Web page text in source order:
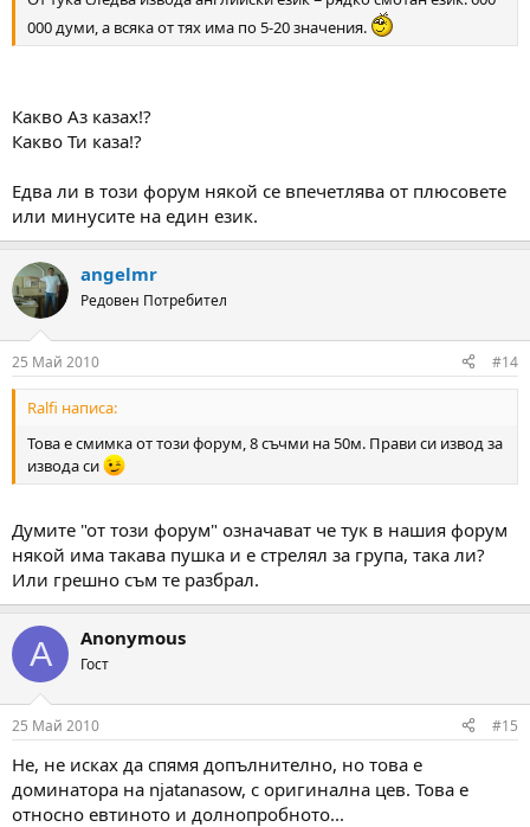
000 думи, а всяка от тях има по 5-20 значения.
Какво Аз казах!?
Какво Ти каза!?
Едва ли в този форум някой се впечетлява от плюсовете
или минусите на един език.
angelmr
Редовен Потребител
25 Май 2010 #14
Ralfi написа:
Това е смимка от този форум, 8 съчми на 50м. Прави си извод за
извода си
Думите "от този форум" означават че тук в нашия форум
някой има такава пушка и е стрелял за група, така ли?
Или грешно съм те разбрал.
A Anonymous
Гост
25 Май 2010 #15
Не, не исках да спямя допълнително, но това е
доминатора на njatanasow, с оригинална цев. Това е
относно евтиното и долнопробното...